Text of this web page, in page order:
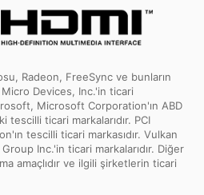
Radeon, FreeSync ve bunların
Devices, Inc.'in ticari
Microsoft Corporation'ın ABD
tescilli ticari markalarıdır. PCI
tescilli ticari markasıdır. Vulkan
Inc.'in ticari markalarıdır. Diğer
amaçlıdır ve ilgili şirketlerin ticari